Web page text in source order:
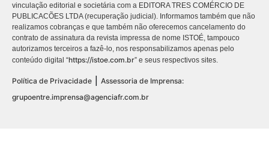
vinculação editorial e societária com a EDITORA TRES COMÉRCIO DE
PUBLICACÕES LTDA (recuperação judicial). Informamos também que não
realizamos cobranças e que também não oferecemos cancelamento do
contrato de assinatura da revista impressa de nome ISTOÉ, tampouco
autorizamos terceiros a fazê-lo, nos responsabilizamos apenas pelo
conteúdo digital “https://istoe.com.br” e seus respectivos sites.
Política de Privacidade
Assessoria de Imprensa:
grupoentre.imprensa@agenciafr.com.br